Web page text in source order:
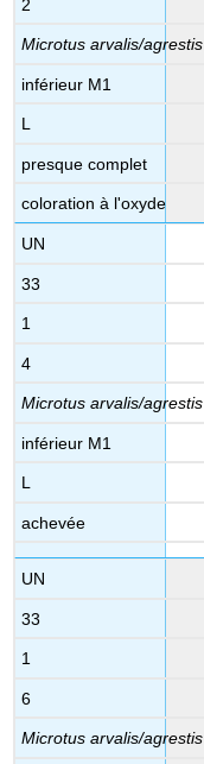
2
Microtus arvalis/agrestis
inférieur M1
L
presque complet
coloration à l'oxyde
UN
33
1
4
Microtus arvalis/agrestis
inférieur M1
L
achevée
UN
33
1
6
Microtus arvalis/agrestis